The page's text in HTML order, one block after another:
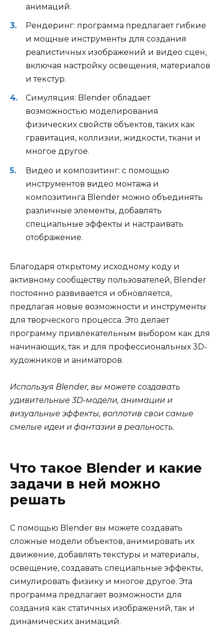
анимаций.
Рендеринг: программа предлагает гибкие
и мощные инструменты для создания
реалистичных изображений и видео сцен,
включая настройку освещения, материалов
и текстур.
Симуляция: Blender обладает
возможностью моделирования
физических свойств объектов, таких как
гравитация, коллизии, жидкости, ткани и
многое другое.
Видео и композитинг: с помощью
инструментов видео монтажа и
композитинга Blender можно объединять
различные элементы, добавлять
специальные эффекты и настраивать
отображение.
Благодаря открытому исходному коду и
активному сообществу пользователей, Blender
постоянно развивается и обновляется,
предлагая новые возможности и инструменты
для творческого процесса. Это делает
программу привлекательным выбором как для
начинающих, так и для профессиональных 3D-
художников и аниматоров.
Используя Blender, вы можете создавать
удивительные 3D-модели, анимации и
визуальные эффекты, воплотив свои самые
смелые идеи и фантазии в реальность.
Что такое Blender и какие
задачи в ней можно
решать
С помощью Blender вы можете создавать
сложные модели объектов, анимировать их
движение, добавлять текстуры и материалы,
освещение, создавать специальные эффекты,
симулировать физику и многое другое. Эта
программа предлагает возможности для
создания как статичных изображений, так и
динамических анимаций.